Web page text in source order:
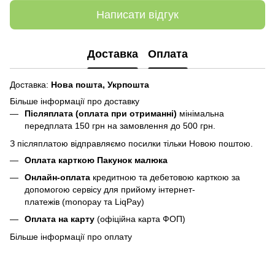
Написати відгук
Доставка Оплата
Доставка: Нова пошта, Укрпошта
Більше інформації про доставку
Післяплата (оплата при отриманні) мінімальна
передплата 150 грн на замовлення до 500 грн.
З післяплатою відправляємо посилки тільки Новою поштою.
Оплата карткою Пакунок малюка
Онлайн-оплата кредитною та дебетовою карткою за
допомогою сервісу для прийому інтернет-
платежів (monopay та LiqPay)
Оплата на карту (офіційна карта ФОП)
Більше інформації про оплату